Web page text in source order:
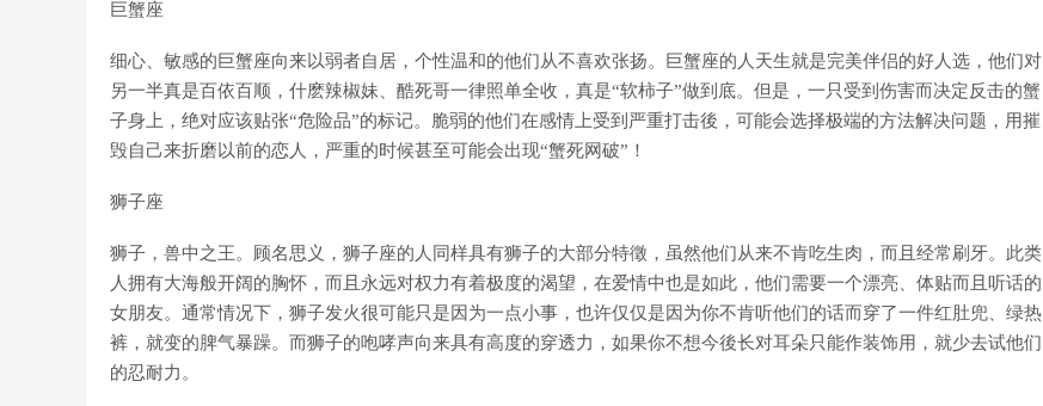
巨蟹座
细心、敏感的巨蟹座向来以弱者自居，个性温和的他们从不喜欢张扬。巨蟹座的人天生就是完美伴侣的好人选，他们对
另一半真是百依百顺，什麽辣椒妹、酷死哥一律照单全收，真是“软柿子”做到底。但是，一只受到伤害而决定反击的蟹
子身上，绝对应该贴张“危险品”的标记。脆弱的他们在感情上受到严重打击後，可能会选择极端的方法解决问题，用摧
毁自己来折磨以前的恋人，严重的时候甚至可能会出现“蟹死网破”！
狮子座
狮子，兽中之王。顾名思义，狮子座的人同样具有狮子的大部分特徵，虽然他们从来不肯吃生肉，而且经常刷牙。此类
人拥有大海般开阔的胸怀，而且永远对权力有着极度的渴望，在爱情中也是如此，他们需要一个漂亮、体贴而且听话的
女朋友。通常情况下，狮子发火很可能只是因为一点小事，也许仅仅是因为你不肯听他们的话而穿了一件红肚兜、绿热
裤，就变的脾气暴躁。而狮子的咆哮声向来具有高度的穿透力，如果你不想今後长对耳朵只能作装饰用，就少去试他们
的忍耐力。